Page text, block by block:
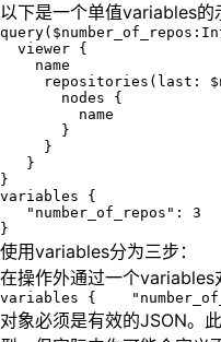
以下是一个单值variables的
  viewer {
    name
repositories(last:
       nodes {
         name
       }
     }
   }
}
variables {
   "number_of_repos": 3
使用variables分为三步：
在操作外通过一个variables
对象必须是有效的JSON。